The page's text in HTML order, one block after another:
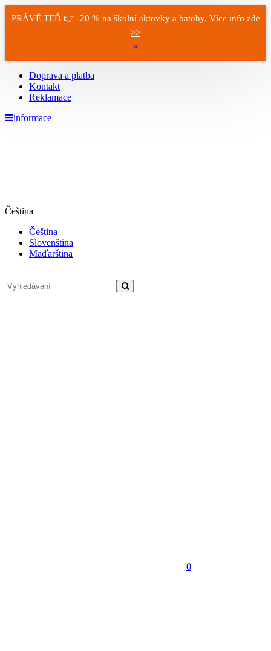
PRÁVĚ TEĎ 👉 -20 % na školní aktovky a batohy. Více info zde
>>
×
Doprava a platba
Kontakt
Reklamace
informace
Čeština
Čeština
Slovenština
Maďarština
0